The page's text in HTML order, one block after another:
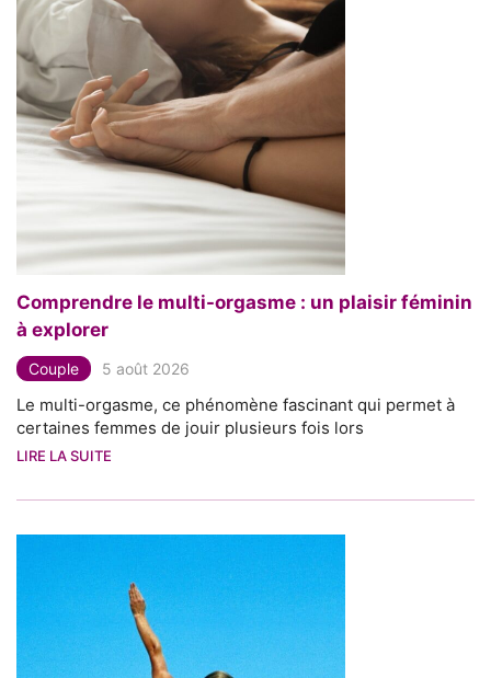
Comprendre le multi-orgasme : un plaisir féminin
à explorer
Couple 5 août 2026
Le multi-orgasme, ce phénomène fascinant qui permet à
certaines femmes de jouir plusieurs fois lors
LIRE LA SUITE